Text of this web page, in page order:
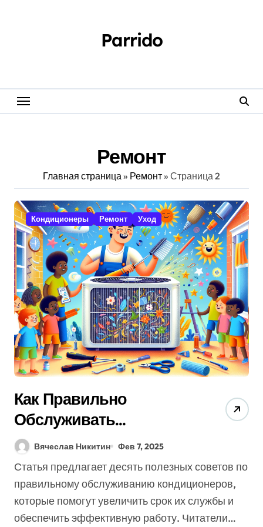
Parrido
Ремонт
Главная страница» Ремонт» Страница 2
Кондиционеры Ремонт Уход
Как Правильно
Обслуживать
Кондиционер: Топ-10
Легких Советов Для
Долговечной Работы
(Решите Проблемы С
Вентиляцией
Вячеслав Никитин Фев 7, 2025
Статья предлагает десять полезных советов по
правильному обслуживанию кондиционеров,
которые помогут увеличить срок их службы и
обеспечить эффективную работу. Читатели…